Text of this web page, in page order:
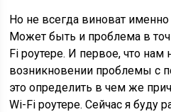
Но не всегда виноват именно
Может быть и проблема в
Fi роутере. И первое, что нам
возникновении проблемы с
это определить в чем же
Wi-Fi роутере. Сейчас я буду